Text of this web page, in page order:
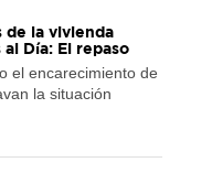
de la vivienda
Día: El repaso
el encarecimiento de
la situación